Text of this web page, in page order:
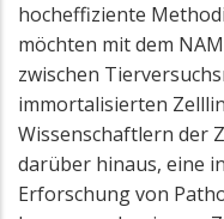
hocheffiziente
möchten mit dem
zwischen
immortalisierten
Wissenschaftlern der
darüber hinaus, eine
Erforschung von